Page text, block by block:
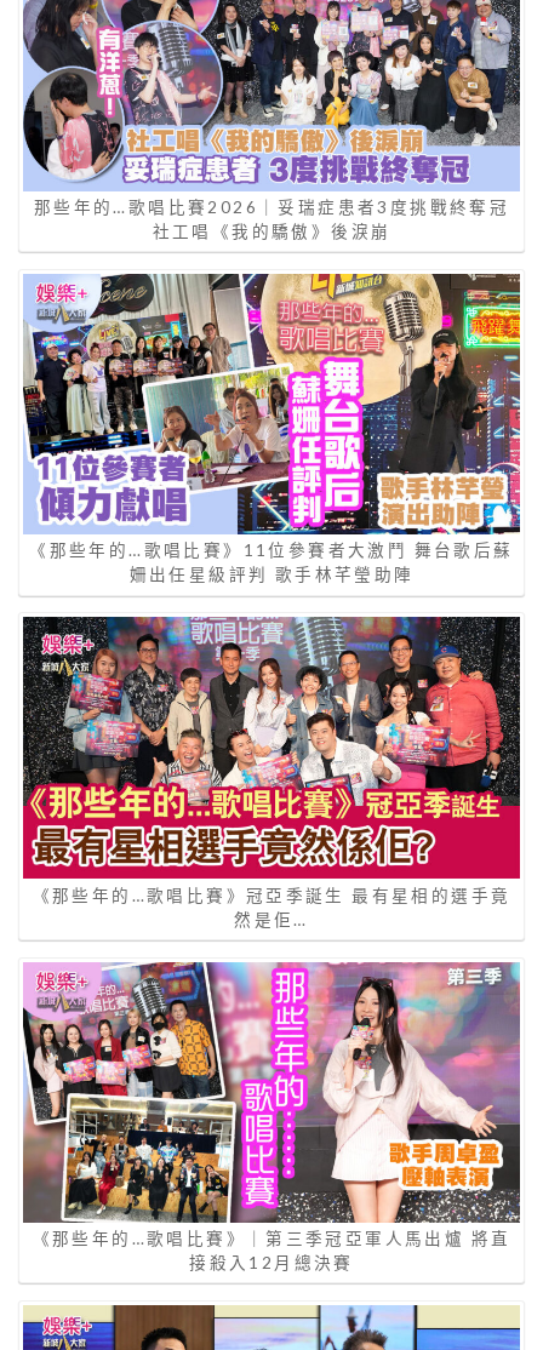
那些年的…歌唱比賽2026｜妥瑞症患者3度挑戰終奪冠
社工唱《我的驕傲》後淚崩
《那些年的…歌唱比賽》11位參賽者大激鬥 舞台歌后蘇
姍出任星級評判 歌手林芊瑩助陣
《那些年的…歌唱比賽》冠亞季誕生 最有星相的選手竟
然是佢…
《那些年的…歌唱比賽》｜第三季冠亞軍人馬出爐 將直
接殺入12月總決賽